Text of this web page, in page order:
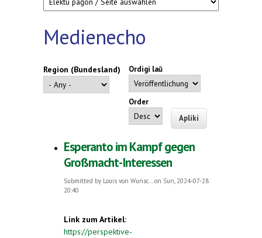
Medienecho
Region (Bundesland) Ordigi laŭ
Order
Esperanto im Kampf gegen
Großmacht-Interessen
Submitted by Louis von Wunsc...on Sun, 2024-07-28
20:40
Link zum Artikel:
https://perspektive-